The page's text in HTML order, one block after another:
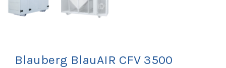
Blauberg BlauAIR CFV 3500